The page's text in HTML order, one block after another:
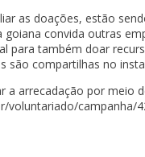
as doações, estão
goiana convida outras
para também doar
são compartilhas no
a arrecadação por meio
voluntariado/campanha/